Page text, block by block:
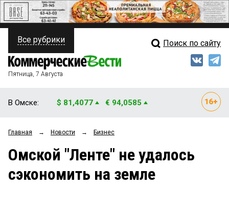
ПОЛИТИКА
ФИНАНСЫ
ОБЩЕСТВО
ЗАКОН
Свежий выпуск
Рейтинги
Блоги
Все рубрики Поиск по сайту
Пятница, 7 Августа
В Омске: $ 81,4077 € 94,0585
Главная → Новости → Бизнес
Омской "Ленте" не удалось
сэкономить на земле